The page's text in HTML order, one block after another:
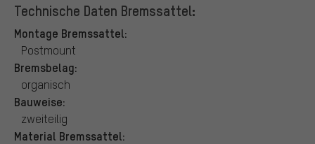
Technische Daten Bremssattel:
Montage Bremssattel:
Postmount
Bremsbelag:
organisch
Bauweise:
zweiteilig
Material Bremssattel: